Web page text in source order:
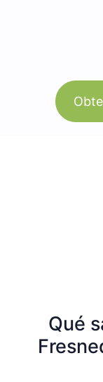
Qué